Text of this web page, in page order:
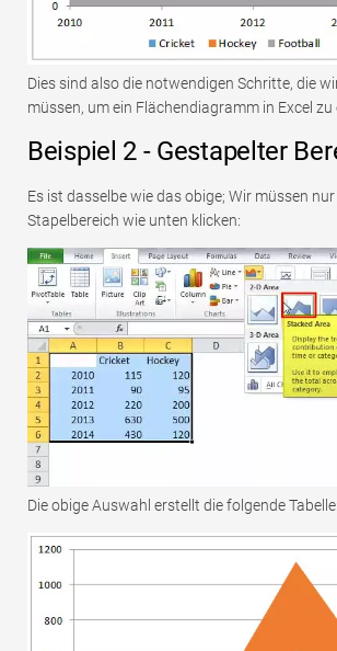
Dies sind also die notwendigen Schritte, die
müssen, um ein Flächendiagramm in Excel zu
Beispiel 2 - Gestapelter
Es ist dasselbe wie das obige; Wir müssen
Stapelbereich wie unten klicken:
Die obige Auswahl erstellt die folgende Tabelle: